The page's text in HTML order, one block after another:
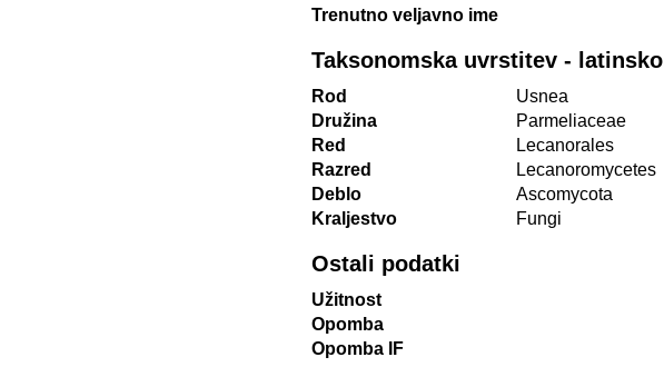
Trenutno veljavno ime
Taksonomska uvrstitev - latinsko
Rod
Usnea
Družina
Parmeliaceae
Red
Lecanorales
Razred
Lecanoromycetes
Deblo
Ascomycota
Kraljestvo
Fungi
Ostali podatki
Užitnost
Opomba
Opomba IF